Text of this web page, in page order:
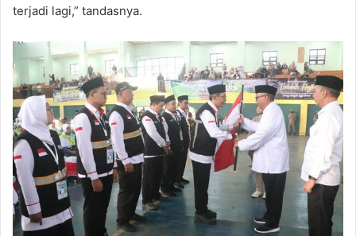
terjadi lagi,” tandasnya.